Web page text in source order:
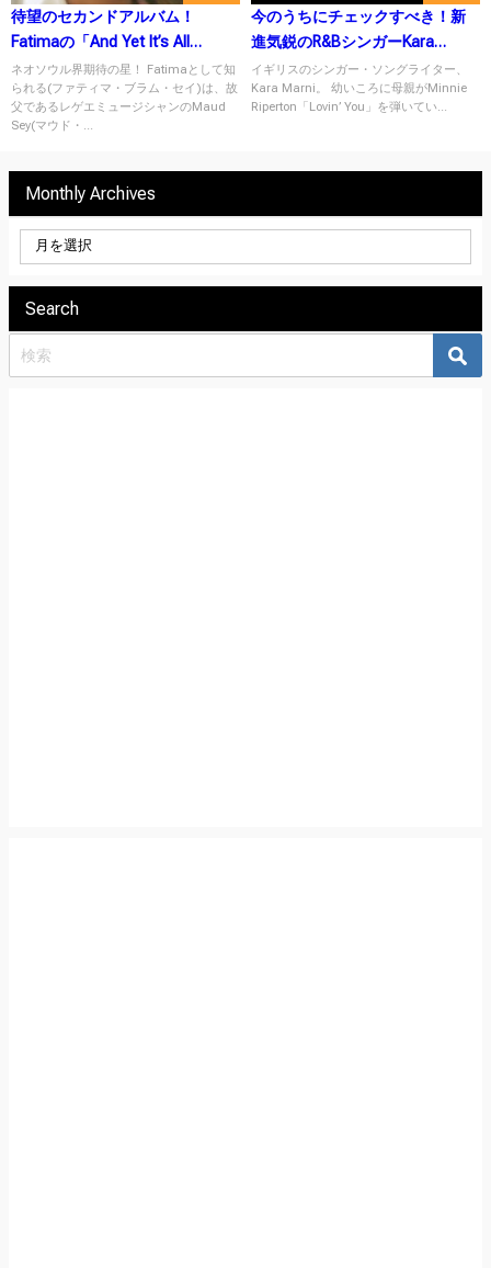
待望のセカンドアルバム！
Fatimaの「And Yet It’s All
Love」
ネオソウル界期待の星！ Fatimaとして知
られる(ファティマ・ブラム・セイ)は、故
父であるレゲエミュージシャンのMaud
Sey(マウド・...
今のうちにチェックすべき！新
進気鋭のR&BシンガーKara
Marni「No Logic」
イギリスのシンガー・ソングライター、
Kara Marni。 幼いころに母親がMinnie
Riperton「Lovin’ You」を弾いてい...
Monthly Archives
Search